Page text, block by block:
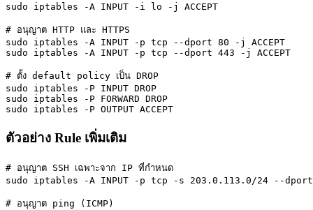
sudo iptables -A INPUT -i lo -j ACCEPT
# อนุญาต HTTP และ HTTPS
sudo iptables -A INPUT -p tcp --dport 80 -j ACCEPT
sudo iptables -A INPUT -p tcp --dport 443 -j ACCEPT
# ตั้ง default policy เป็น DROP
sudo iptables -P INPUT DROP
sudo iptables -P FORWARD DROP
sudo iptables -P OUTPUT ACCEPT
ตัวอย่าง Rule เพิ่มเติม
# อนุญาต SSH เฉพาะจาก IP ที่กำหนด
sudo iptables -A INPUT -p tcp -s 203.0.113.0/24 --dport
# อนุญาต ping (ICMP)